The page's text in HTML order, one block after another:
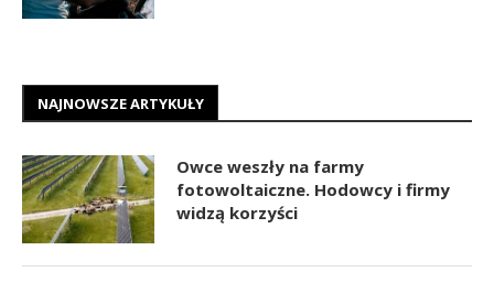
NAJNOWSZE ARTYKUŁY
Owce weszły na farmy
fotowoltaiczne. Hodowcy i firmy
widzą korzyści